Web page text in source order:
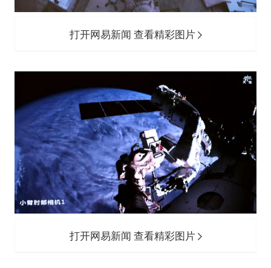
打开网易新闻 查看精彩图片
打开网易新闻 查看精彩图片